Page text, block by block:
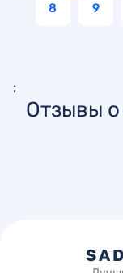
8 9
;
Отзывы